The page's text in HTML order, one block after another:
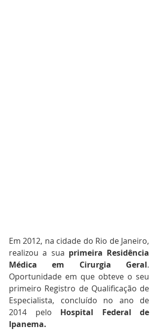
Em 2012, na cidade do Rio de Janeiro,
realizou a sua primeira Residência
Médica em Cirurgia Geral.
Oportunidade em que obteve o seu
primeiro Registro de Qualificação de
Especialista, concluído no ano de
2014 pelo Hospital Federal de
Ipanema.